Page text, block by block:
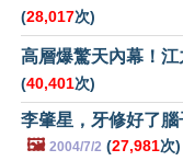
(28,017次)
高層爆驚天內幕！
(40,401次)
李肇星，牙修好了
🖼️ 2004/7/2 (27,981次)